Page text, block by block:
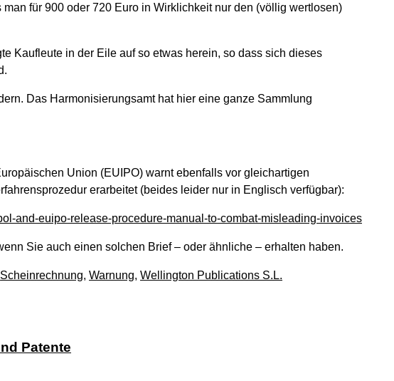
für 900 oder 720 Euro in Wirklichkeit nur den (völlig wertlosen)
Kaufleute in der Eile auf so etwas herein, so dass sich dieses
Das Harmonisierungsamt hat hier eine ganze Sammlung
Union (EUIPO) warnt ebenfalls vor gleichartigen
erarbeitet (beides leider nur in Englisch verfügbar):
and-euipo-release-procedure-manual-to-combat-misleading-invoices
Sie auch einen solchen Brief – oder ähnliche – erhalten haben.
Scheinrechnung, Warnung, Wellington Publications S.L.
Patente